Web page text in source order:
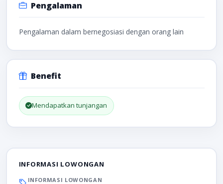
Pengalaman
Pengalaman dalam bernegosiasi dengan orang lain
Benefit
Mendapatkan tunjangan
INFORMASI LOWONGAN
INFORMASI LOWONGAN